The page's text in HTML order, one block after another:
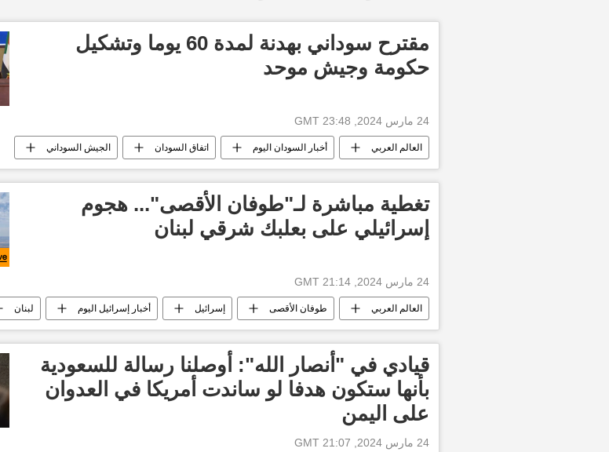
مقترح سوداني بهدنة لمدة 60 يوما وتشكيل
حكومة وجيش موحد
24 مارس 2024, 23:48 GMT
العالم العربي أخبار السودان اليوم اتفاق السودان الجيش السوداني
قوات الدعم السريع السودانية الأخبار
تغطية مباشرة لـ"طوفان الأقصى"... هجوم
إسرائيلي على بعلبك شرقي لبنان
24 مارس 2024, 21:14 GMT
العالم العربي طوفان الأقصى إسرائيل أخبار إسرائيل اليوم لبنان
أخبار لبنان الأخبار
قيادي في "أنصار الله": أوصلنا رسالة للسعودية
بأنها ستكون هدفا لو ساندت أمريكا في العدوان
على اليمن
24 مارس 2024, 21:07 GMT